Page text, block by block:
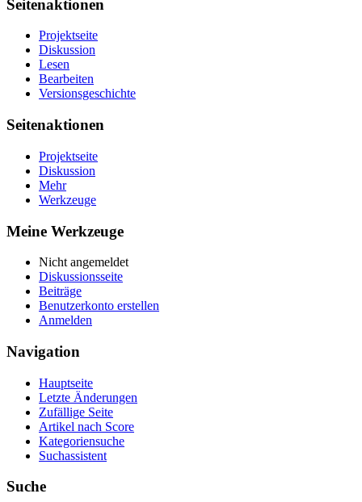
Seitenaktionen
Projektseite
Diskussion
Lesen
Bearbeiten
Versionsgeschichte
Seitenaktionen
Projektseite
Diskussion
Mehr
Werkzeuge
Meine Werkzeuge
Nicht angemeldet
Diskussionsseite
Beiträge
Benutzerkonto erstellen
Anmelden
Navigation
Hauptseite
Letzte Änderungen
Zufällige Seite
Artikel nach Score
Kategoriensuche
Suchassistent
Suche